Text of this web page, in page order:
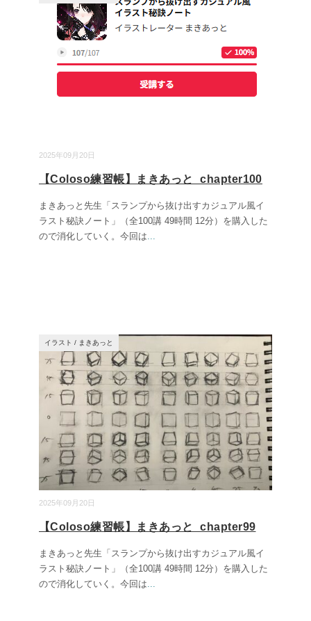
2025年09月20日
【Coloso練習帳】まきあっと_chapter100
まきあっと先生「スランプから抜け出すカジュアル風イ
ラスト秘訣ノート」（全100講 49時間 12分）を購入した
ので消化していく。今回は...
2025年09月20日
イラスト / まきあっと
【Coloso練習帳】まきあっと_chapter99
まきあっと先生「スランプから抜け出すカジュアル風イ
ラスト秘訣ノート」（全100講 49時間 12分）を購入した
ので消化していく。今回は...